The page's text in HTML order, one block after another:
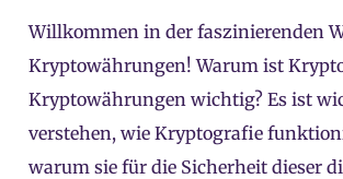
Willkommen in der faszinierenden
Kryptowährungen! Warum ist
Kryptowährungen wichtig? Es ist
verstehen, wie Kryptografie
warum sie für die Sicherheit dieser